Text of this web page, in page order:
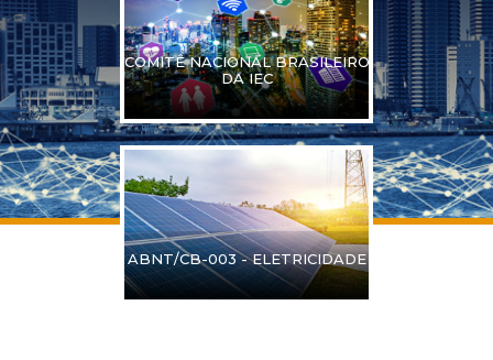
COMITÊ NACIONAL BRASILEIRO
DA IEC
ABNT/CB-003 - ELETRICIDADE